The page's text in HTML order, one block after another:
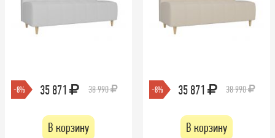
-8% 35 871 38 990
В корзину
-8% 35 871 38 990
В корзину